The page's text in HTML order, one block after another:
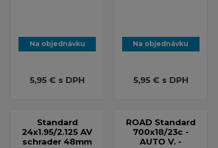
Na objednávku
5,95 € s DPH
Na objednávku
5,95 € s DPH
Standard
24x1.95/2.125 AV
schrader 48mm
ROAD Standard
700x18/23c -
AUTO V. -